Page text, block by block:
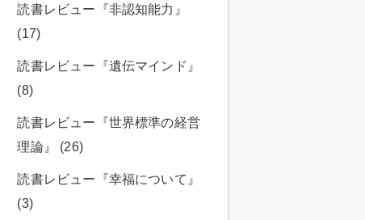
読書レビュー『非認知能力』
(17)
読書レビュー『遺伝マインド』
(8)
読書レビュー『世界標準の経営
理論』 (26)
読書レビュー『幸福について』
(3)